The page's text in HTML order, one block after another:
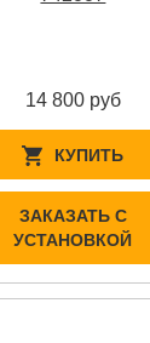
14 800 руб
КУПИТЬ
ЗАКАЗАТЬ С
УСТАНОВКОЙ